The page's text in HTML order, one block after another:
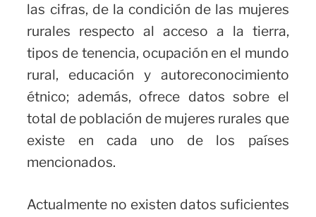
las cifras, de la condición de las mujeres
rurales respecto al acceso a la tierra,
tipos de tenencia, ocupación en el mundo
rural, educación y autoreconocimiento
étnico; además, ofrece datos sobre el
total de población de mujeres rurales que
existe en cada uno de los países
mencionados.
Actualmente no existen datos suficientes